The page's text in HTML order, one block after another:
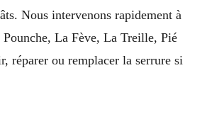
Nous intervenons rapidement à
La Fève, La Treille, Pié
réparer ou remplacer la serrure si